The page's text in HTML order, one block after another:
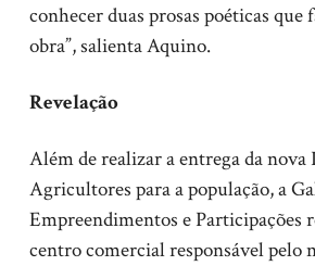
conhecer duas prosas poéticas que
obra”, salienta Aquino.
Revelação
Além de realizar a entrega da nova
Agricultores para a população, a
Empreendimentos e Participações
centro comercial responsável pelo